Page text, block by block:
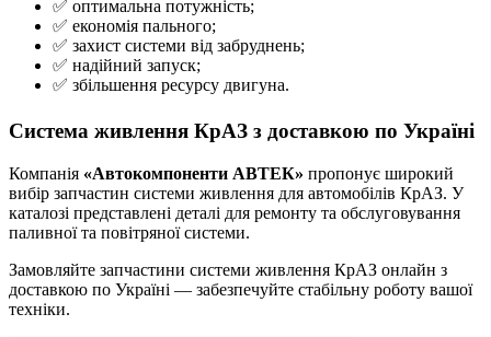
✅ оптимальна потужність;
✅ економія пального;
✅ захист системи від забруднень;
✅ надійний запуск;
✅ збільшення ресурсу двигуна.
Система живлення КрАЗ з доставкою по Україні
Компанія «Автокомпоненти АВТЕК» пропонує широкий
вибір запчастин системи живлення для автомобілів КрАЗ. У
каталозі представлені деталі для ремонту та обслуговування
паливної та повітряної системи.
Замовляйте запчастини системи живлення КрАЗ онлайн з
доставкою по Україні — забезпечуйте стабільну роботу вашої
техніки.